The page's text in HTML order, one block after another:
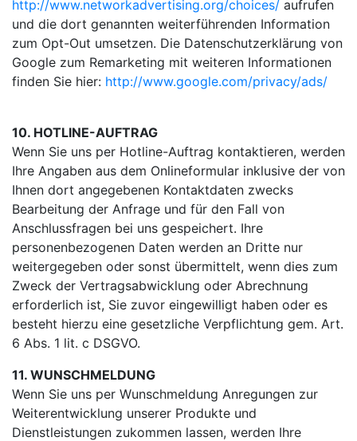
http://www.networkadvertising.org/choices/ aufrufen
und die dort genannten weiterführenden Information
zum Opt-Out umsetzen. Die Datenschutzerklärung von
Google zum Remarketing mit weiteren Informationen
finden Sie hier: http://www.google.com/privacy/ads/
10. HOTLINE-AUFTRAG
Wenn Sie uns per Hotline-Auftrag kontaktieren, werden
Ihre Angaben aus dem Onlineformular inklusive der von
Ihnen dort angegebenen Kontaktdaten zwecks
Bearbeitung der Anfrage und für den Fall von
Anschlussfragen bei uns gespeichert. Ihre
personenbezogenen Daten werden an Dritte nur
weitergegeben oder sonst übermittelt, wenn dies zum
Zweck der Vertragsabwicklung oder Abrechnung
erforderlich ist, Sie zuvor eingewilligt haben oder es
besteht hierzu eine gesetzliche Verpflichtung gem. Art.
6 Abs. 1 lit. c DSGVO.
11. WUNSCHMELDUNG
Wenn Sie uns per Wunschmeldung Anregungen zur
Weiterentwicklung unserer Produkte und
Dienstleistungen zukommen lassen, werden Ihre